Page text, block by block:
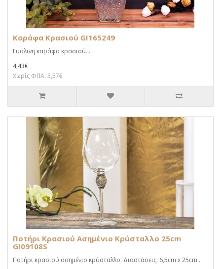
Καράφα Κρασιού GI165249
Γυάλινη καράφα κρασιού...
4,43€
Χωρίς ΦΠΑ: 3,57€
Ποτήρι Κρασιού Ασημένιο Κρύσταλλο 25cm
GI09108S
Ποτήρι κρασιού ασημένιο κρύσταλλο. Διαστάσεις: 6,5cm x 25cm..